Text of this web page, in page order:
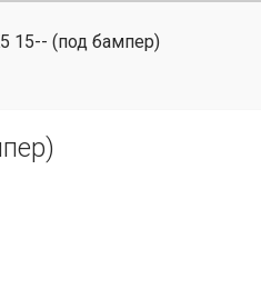
15-- (под бампер)